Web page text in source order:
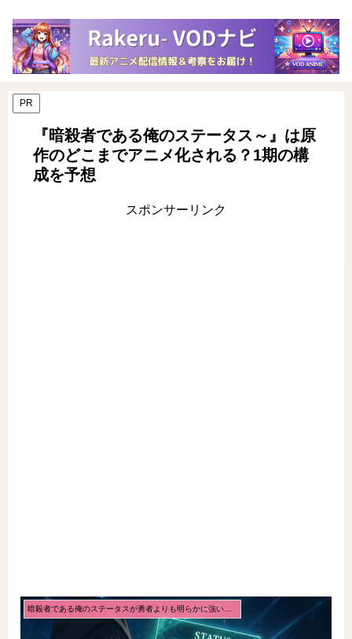
PR
『暗殺者である俺のステータス～』は原
作のどこまでアニメ化される？1期の構
成を予想
スポンサーリンク